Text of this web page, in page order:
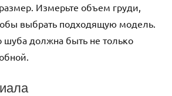
Измерьте объем груди,
выбрать подходящую модель.
шуба должна быть не только